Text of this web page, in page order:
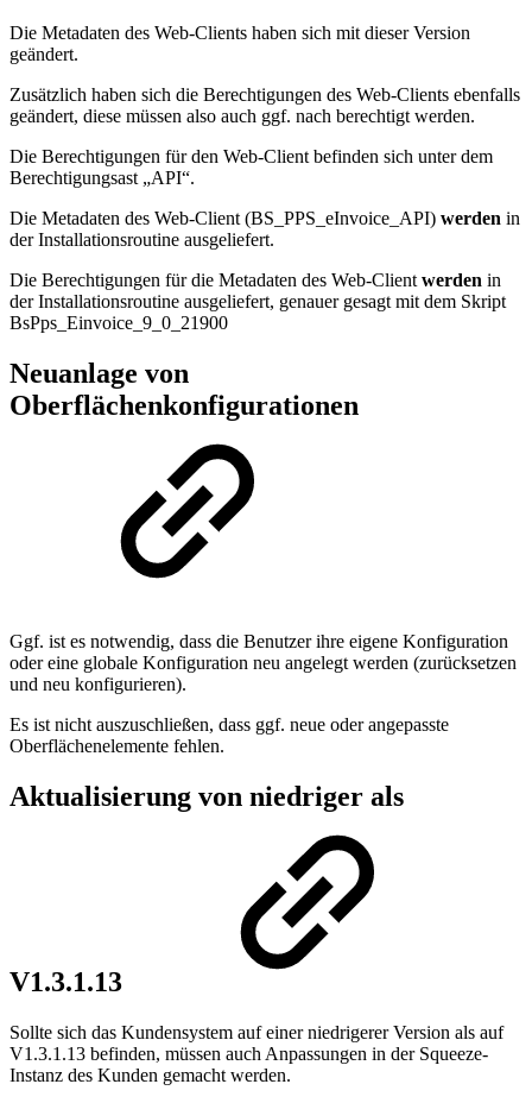
Die Metadaten des Web-Clients haben sich mit dieser Version
geändert.
Zusätzlich haben sich die Berechtigungen des Web-Clients ebenfalls
geändert, diese müssen also auch ggf. nach berechtigt werden.
Die Berechtigungen für den Web-Client befinden sich unter dem
Berechtigungsast „API“.
Die Metadaten des Web-Client (BS_PPS_eInvoice_API) werden in
der Installationsroutine ausgeliefert.
Die Berechtigungen für die Metadaten des Web-Client werden in
der Installationsroutine ausgeliefert, genauer gesagt mit dem Skript
BsPps_Einvoice_9_0_21900
Neuanlage von
Oberflächenkonfigurationen
Ggf. ist es notwendig, dass die Benutzer ihre eigene Konfiguration
oder eine globale Konfiguration neu angelegt werden (zurücksetzen
und neu konfigurieren).
Es ist nicht auszuschließen, dass ggf. neue oder angepasste
Oberflächenelemente fehlen.
Aktualisierung von niedriger als
V1.3.1.13
Sollte sich das Kundensystem auf einer niedrigerer Version als auf
V1.3.1.13 befinden, müssen auch Anpassungen in der Squeeze-
Instanz des Kunden gemacht werden.